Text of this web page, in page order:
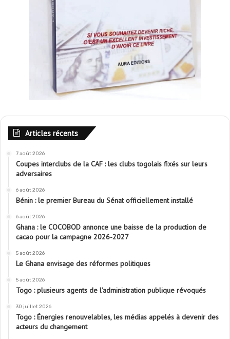
Articles récents
7 août 2026
Coupes interclubs de la CAF : les clubs togolais fixés sur leurs
adversaires
6 août 2026
Bénin : le premier Bureau du Sénat officiellement installé
6 août 2026
Ghana : le COCOBOD annonce une baisse de la production de
cacao pour la campagne 2026-2027
5 août 2026
Le Ghana envisage des réformes politiques
5 août 2026
Togo : plusieurs agents de l’administration publique révoqués
30 juillet 2026
Togo : Énergies renouvelables, les médias appelés à devenir des
acteurs du changement